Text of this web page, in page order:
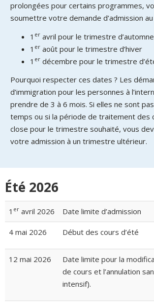
prolongées pour certains programmes,
soumettre votre demande d’admission
1 er avril pour le trimestre d’automne
1 er août pour le trimestre d’hiver
1 er décembre pour le trimestre
Pourquoi respecter ces dates ? Les
d’immigration pour les personnes à
prendre de 3 à 6 mois. Si elles ne sont
temps ou si la période de traitement des
close pour le trimestre souhaité, vous
votre admission à un trimestre ultérieur.
Été 2026
1 er avril 2026 Date limite d’admission
4 mai 2026 Début des cours d’été
12 mai 2026
Date limite pour la
de cours et l’annulation
intensif).